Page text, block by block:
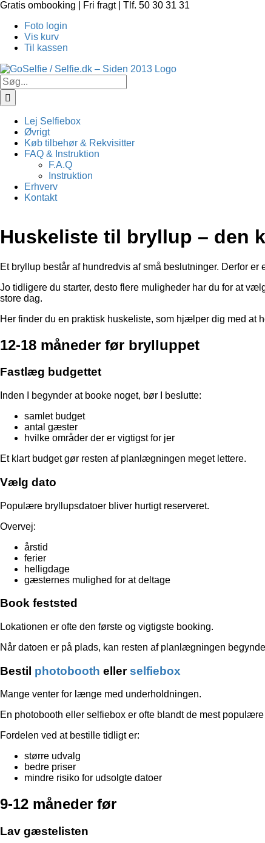
Skip
content
Gratis ombooking | Fri fragt | Tlf. 50 30 31 31
Foto login
Vis kurv
Til kassen
Søg
efter:
Lej Selfiebox
Øvrigt
Køb tilbehør & Rekvisitter
FAQ & Instruktion
F.A.Q
Instruktion
Erhverv
Kontakt
Huskeliste til bryllup – den
Et bryllup består af hundredvis af små beslutninger. Derfor er
Jo tidligere du starter, desto flere muligheder har du for at
store dag.
Her finder du en praktisk huskeliste, som hjælper dig med at
12-18 måneder før brylluppet
Fastlæg budgettet
Inden I begynder at booke noget, bør I beslutte:
samlet budget
antal gæster
hvilke områder der er vigtigst for jer
Et klart budget gør resten af planlægningen meget lettere.
Vælg dato
Populære bryllupsdatoer bliver hurtigt reserveret.
Overvej:
årstid
ferier
helligdage
gæsternes mulighed for at deltage
Book feststed
Lokationen er ofte den første og vigtigste booking.
Når datoen er på plads, kan resten af planlægningen
Bestil photobooth ellerselfiebox
Mange venter for længe med underholdningen.
En photobooth eller selfiebox er ofte blandt de mest
Fordelen ved at bestille tidligt er:
større udvalg
bedre priser
mindre risiko for udsolgte datoer
9-12 måneder før
Lav gæstelisten